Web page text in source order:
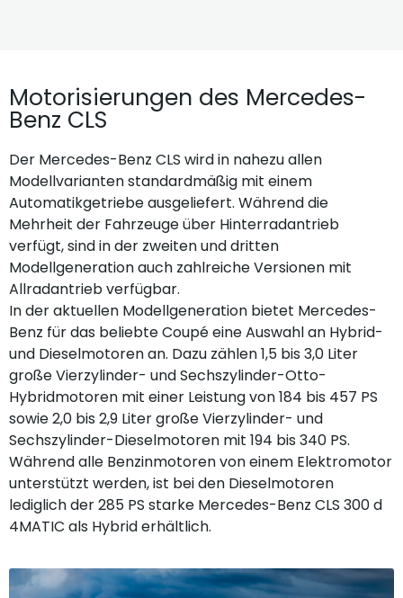
Motorisierungen des Mercedes-
Benz CLS
Der Mercedes-Benz CLS wird in nahezu allen
Modellvarianten standardmäßig mit einem
Automatikgetriebe ausgeliefert. Während die
Mehrheit der Fahrzeuge über Hinterradantrieb
verfügt, sind in der zweiten und dritten
Modellgeneration auch zahlreiche Versionen mit
Allradantrieb verfügbar.
In der aktuellen Modellgeneration bietet Mercedes-
Benz für das beliebte Coupé eine Auswahl an Hybrid-
und Dieselmotoren an. Dazu zählen 1,5 bis 3,0 Liter
große Vierzylinder- und Sechszylinder-Otto-
Hybridmotoren mit einer Leistung von 184 bis 457 PS
sowie 2,0 bis 2,9 Liter große Vierzylinder- und
Sechszylinder-Dieselmotoren mit 194 bis 340 PS.
Während alle Benzinmotoren von einem Elektromotor
unterstützt werden, ist bei den Dieselmotoren
lediglich der 285 PS starke Mercedes-Benz CLS 300 d
4MATIC als Hybrid erhältlich.